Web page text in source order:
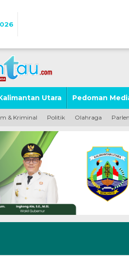
Utara Pedoman
& Kriminal Politik Olahraga